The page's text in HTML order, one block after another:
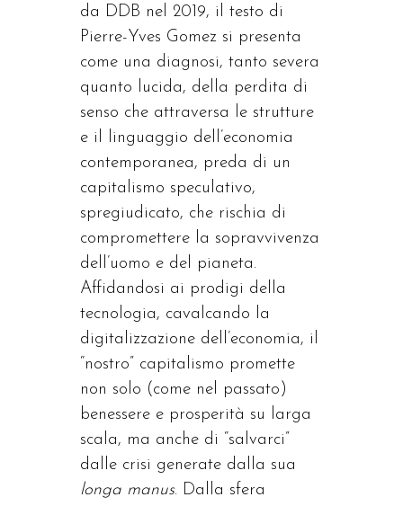
da DDB nel 2019, il testo di
Pierre-Yves Gomez si presenta
come una diagnosi, tanto severa
quanto lucida, della perdita di
senso che attraversa le strutture
e il linguaggio dell’economia
contemporanea, preda di un
capitalismo speculativo,
spregiudicato, che rischia di
compromettere la sopravvivenza
dell’uomo e del pianeta.
Affidandosi ai prodigi della
tecnologia, cavalcando la
digitalizzazione dell’economia, il
“nostro” capitalismo promette
non solo (come nel passato)
benessere e prosperità su larga
scala, ma anche di “salvarci”
dalle crisi generate dalla sua
longa manus. Dalla sfera